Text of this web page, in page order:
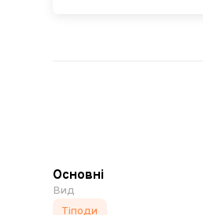
Основні
Вид
Тіподи